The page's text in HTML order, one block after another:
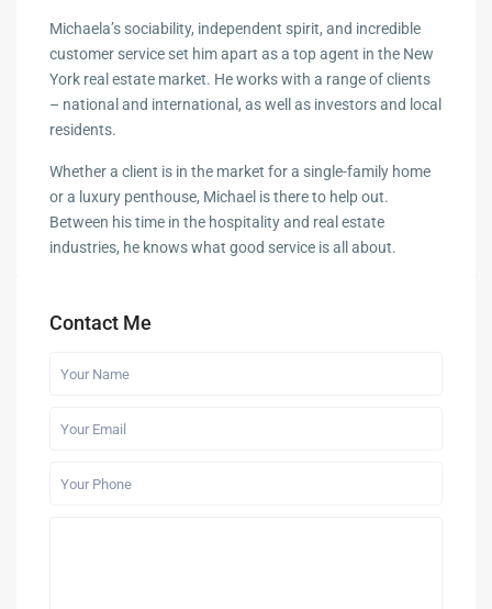
Michaela’s sociability, independent spirit, and incredible
customer service set him apart as a top agent in the New
York real estate market. He works with a range of clients
– national and international, as well as investors and local
residents.
Whether a client is in the market for a single-family home
or a luxury penthouse, Michael is there to help out.
Between his time in the hospitality and real estate
industries, he knows what good service is all about.
Contact Me